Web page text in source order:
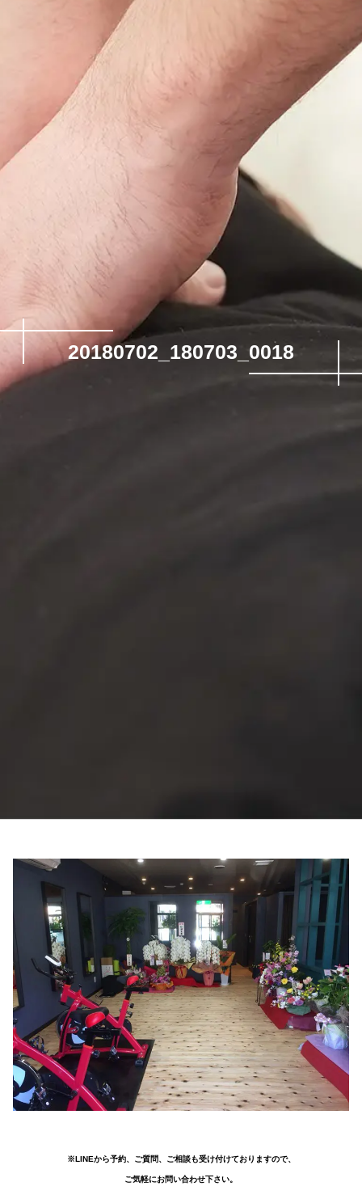
20180702_180703_0018
※LINEから予約、ご質問、ご相談も受け付けておりますので、
ご気軽にお問い合わせ下さい。